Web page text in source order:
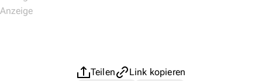
Teilen
Link kopieren